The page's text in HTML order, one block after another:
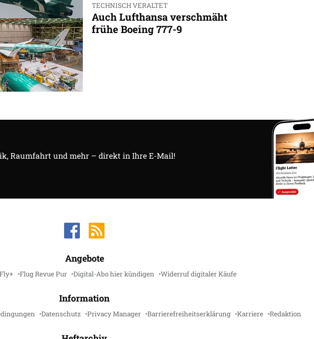
TECHNISCH VERALTET
Auch Lufthansa verschmäht
frühe Boeing 777-9
Raumfahrt und mehr – direkt in Ihre E-Mail!
Angebote
Flug Revue Pur Digital-Abo hier kündigen Widerruf digitaler Käufe
Information
Datenschutz Privacy Manager Barrierefreiheitserklärung Karriere Redaktion